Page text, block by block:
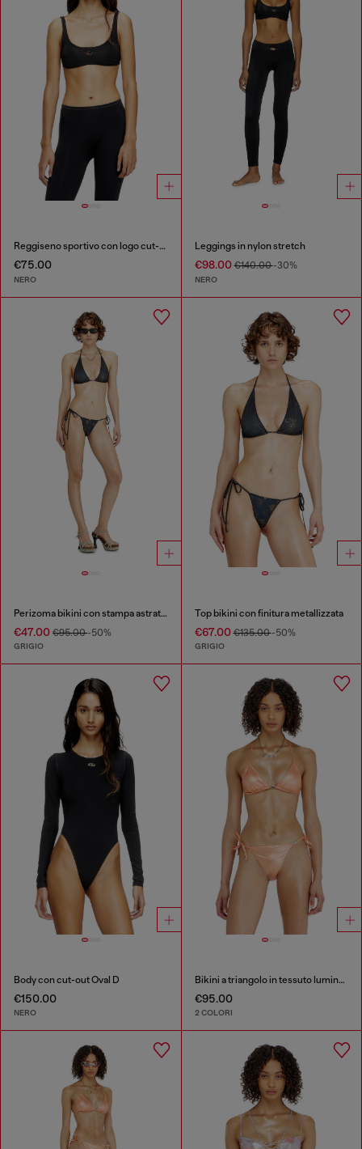
Reggiseno sportivo con logo cut-out
€75.00
NERO
Leggings in nylon stretch
€98.00€140.00-30%
NERO
Perizoma bikini con stampa astratta
€47.00 €95.00-50%
GRIGIO
Top bikini con finitura metallizzata
€67.00€135.00-50%
GRIGIO
Body con cut-out Oval D
€150.00
NERO
Bikini a triangolo in tessuto luminoso
€95.00
2 COLORI